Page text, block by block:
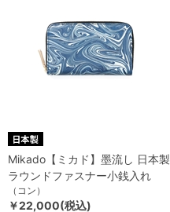
Mikado【ミカド】墨流し 日本製
ラウンドファスナー小銭入れ
（コン）
￥22,000(税込)